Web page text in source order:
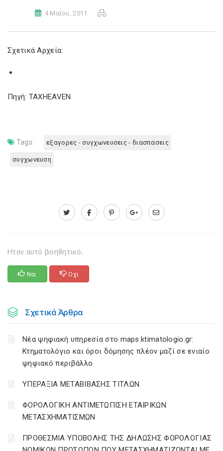
4 Μαΐου, 2011
Σχετικά Αρχεία:
Πηγή: TAXHEAVEN
Tags: εξαγορες - συγχωνευσεις - διασπασεις
συγχωνευση
Ηταν αυτό βοηθητικό;
Ναι Οχι
Σχετικά Άρθρα
Νέα ψηφιακή υπηρεσία στο maps.ktimatologio.gr:
Κτηματολόγιο και όροι δόμησης πλέον μαζί σε ενιαίο
ψηφιακό περιβάλλο
ΥΠΕΡΑΞΙΑ ΜΕΤΑΒΙΒΑΣΗΣ ΤΙΤΛΩΝ
ΦΟΡΟΛΟΓΙΚΗ ΑΝΤΙΜΕΤΩΠΙΣΗ ΕΤΑΙΡΙΚΩΝ
ΜΕΤΑΣΧΗΜΑΤΙΣΜΩΝ
ΠΡΟΘΕΣΜΙΑ ΥΠΟΒΟΛΗΣ ΤΗΣ ΔΗΛΩΣΗΣ ΦΟΡΟΛΟΓΙΑΣ